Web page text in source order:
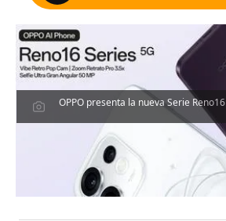
OPPO presenta la nueva Serie Reno16